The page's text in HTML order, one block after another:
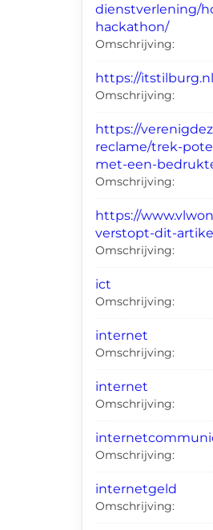
dienstverlening/
hackathon/
Omschrijving:
https://
Omschrijving:
https://
reclame/trek-
met-een-
Omschrijving:
https://
verstopt-dit-
Omschrijving:
ict
Omschrijving:
internet
Omschrijving:
internet
Omschrijving:
Omschrijving:
internetgeld
Omschrijving: